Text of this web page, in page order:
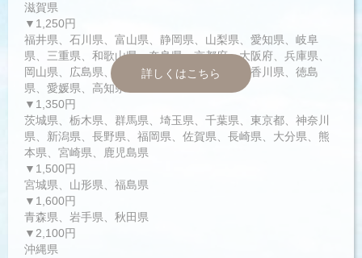
滋賀県
▼1,250円
福井県、石川県、富山県、静岡県、山梨県、愛知県、岐阜
県、三重県、和歌山県、奈良県、京都府、大阪府、兵庫県、
岡山県、広島県、鳥取県、島根県、山口県、香川県、徳島
県、愛媛県、高知県
▼1,350円
茨城県、栃木県、群馬県、埼玉県、千葉県、東京都、神奈川
県、新潟県、長野県、福岡県、佐賀県、長崎県、大分県、熊
本県、宮崎県、鹿児島県
▼1,500円
宮城県、山形県、福島県
▼1,600円
青森県、岩手県、秋田県
▼2,100円
沖縄県
詳しくはこちら